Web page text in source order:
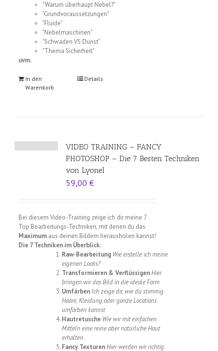
"Warum überhaupt Nebel?"
"Grundvoraussetzungen"
"Fluide"
"Nebelmaschinen"
"Schwaden VS Dunst"
"Thema Sicherheit"
uvm.
In den
Warenkorb
Details
VIDEO TRAINING – FANCY
PHOTOSHOP – Die 7 Besten Techniken
von Lyonel
59,00 €
Bei diesem Video-Training zeige ich dir meine 7
Top Bearbeitungs-Techniken, mit denen du das
Maximumaus deinen Bildern herausholen kannst!
Die 7 Techniken im Überblick:
Raw-Bearbeitung Wie erstelle ich meine
eigenen Looks?
Transformieren & VerflüssigenHier
bringen wir das Bild in die ideale Form
Umfärben Ich zeige dir, wie du stimmig
Haare, Kleidung oder ganze Locations
umfärben kannst
Hautretusche Wie wir mit einfachen
Mitteln eine reine aber natürliche Haut
erhalten
Fancy TexturenHier werden wir richtig